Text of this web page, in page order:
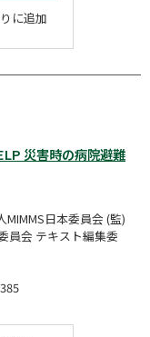
に追加
災害時の病院避難
MIMMS日本委員会 (監)
員会 テキスト編集委